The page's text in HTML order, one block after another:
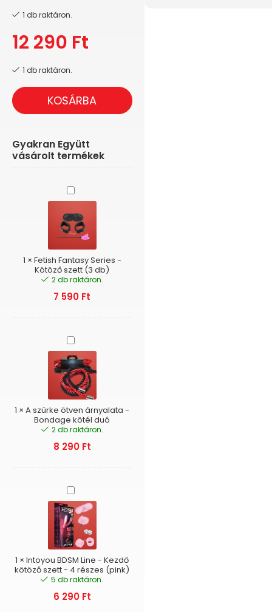
1 db raktáron.
12 290 Ft
1 db raktáron.
KOSÁRBA
Gyakran Együtt
vásárolt termékek
Fetish
Fantasy
Series
-
Kötöző
szett
(3
db)
1 × Fetish Fantasy Series -
Kötöző szett (3 db)
2 db raktáron.
7 590 Ft
A
szürke
ötven
árnyalata
-
Bondage
kötél
duó
1 ×A szürke ötven árnyalata -
Bondage kötél duó
2 db raktáron.
8 290 Ft
Intoyou
BDSM
Line
-
Kezdő
kötöző
szett
-
4
részes
(pink)
1 ×Intoyou BDSM Line - Kezdő
kötöző szett - 4 részes (pink)
5 db raktáron.
6 290 Ft